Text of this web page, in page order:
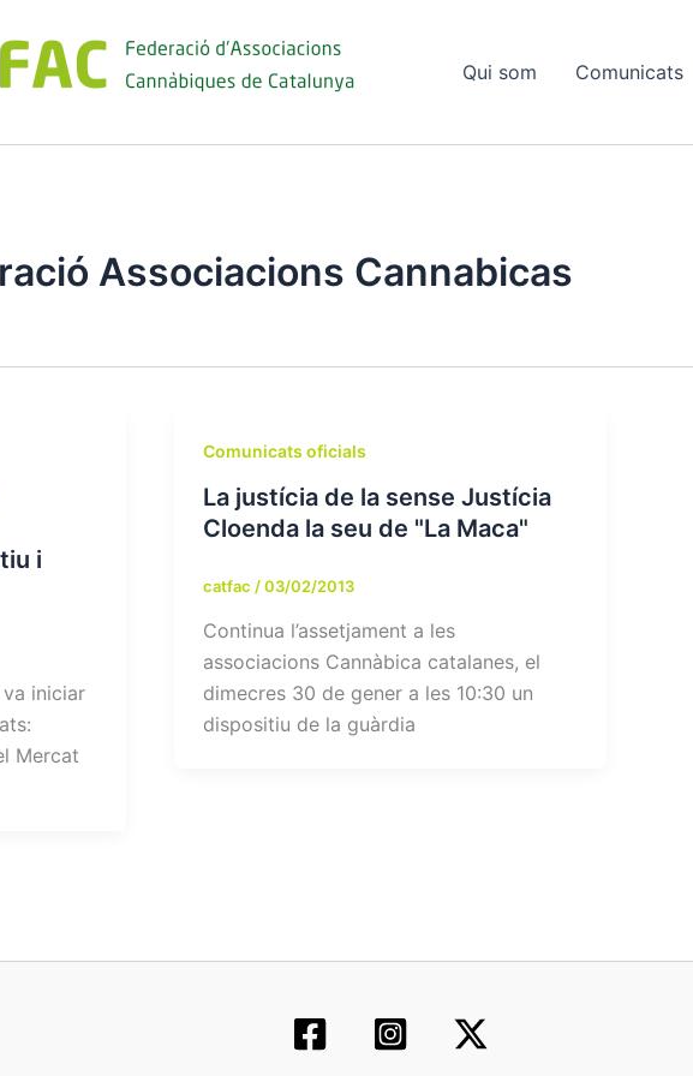
Qui som Comunicats
Associacions Cannabicas
i
iniciar
Mercat
Comunicats oficials
La justícia de la sense Justícia
Cloenda la seu de "La Maca"
catfac /03/02/2013
Continua l’assetjament a les
associacions Cannàbica catalanes, el
dimecres 30 de gener a les 10:30 un
dispositiu de la guàrdia